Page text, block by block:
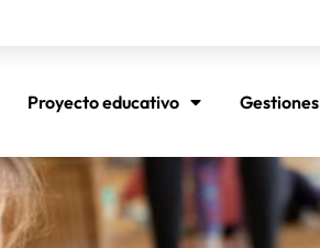
Proyecto educativo